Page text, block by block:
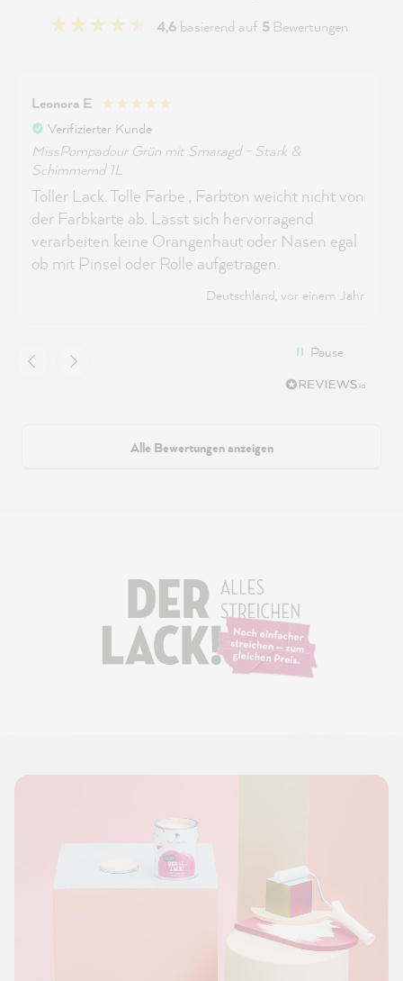
4,6 basierend auf 5 Bewertungen
Leonora E
Verifizierter Kunde
MissPompadour Grün mit Smaragd - Stark &
Schimmernd 1L
Toller Lack. Tolle Farbe , Farbton weicht nicht von
der Farbkarte ab. Lässt sich hervorragend
verarbeiten keine Orangenhaut oder Nasen egal
ob mit Pinsel oder Rolle aufgetragen.
Deutschland, vor einem Jahr
Pause
Alle Bewertungen anzeigen